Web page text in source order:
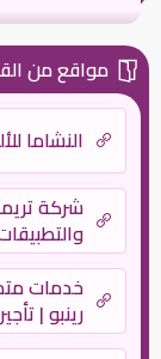
مواقع من
النشاما
شركة
خدمات
رينبو |
نظافة |